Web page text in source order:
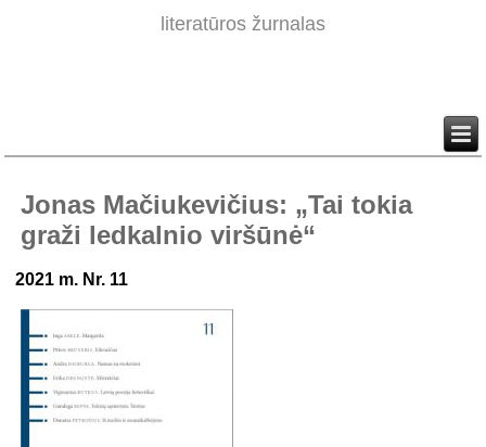
literatūros žurnalas
Jonas Mačiukevičius: „Tai tokia
graži ledkalnio viršūnė“
2021 m. Nr. 11